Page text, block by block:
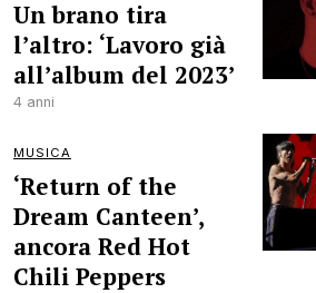
Un brano tira
l’altro: ‘Lavoro già
all’album del 2023’
4 anni
MUSICA
‘Return of the
Dream Canteen’,
ancora Red Hot
Chili Peppers